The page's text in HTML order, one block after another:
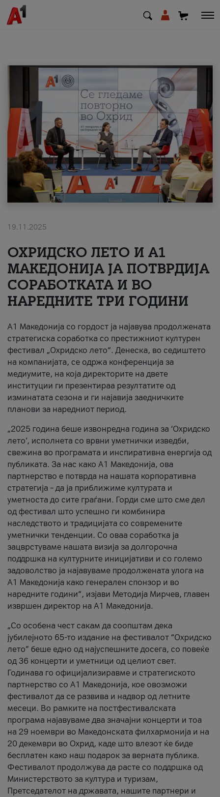
МК SQ
Приватни Деловни
Поддршка
Надополни кредит
#ПодобарОнлајн
19.11.2025
ОХРИДСКО ЛЕТО И A1
МАКЕДОНИЈА ЈА ПОТВРДИЈА
СОРАБОТКАТА И ВО
НАРЕДНИТЕ ТРИ ГОДИНИ
A1 Македонија со гордост ја најавува продолжената
стратегиска соработка со престижниот културен
фестивал „Охридско лето“. Денеска, во седиштето
на компанијата, се одржа конференција за
медиумите, на која директорите на двете
институции ги презентираа резултатите од
изминатата сезона и ги најавија заедничките
планови за наредниот период.
„2025 година беше извонредна година за ‘Охридско
лето’, исполнета со врвни уметнички изведби,
свежина во програмата и инспиративна енергија од
публиката. За нас како A1 Македонија, ова
партнерство е потврда на нашата корпоративна
стратегија – да ја приближиме културата и
уметноста до сите граѓани. Горди сме што сме дел
од фестивал што успешно ги комбинира
наследството и традицијата со современите
уметнички тенденции. Со оваа соработка ја
зацврстуваме нашата визија за долгорочна
поддршка на културните иницијативи и со големо
задоволство ја најавуваме продолжената улога на
A1 Македонија како генерален спонзор и во
наредните години“, изјави Методија Мирчев, главен
извршен директор на A1 Македонија.
„Со особена чест сакам да соопштам дека
јубилејното 65-то издание на фестивалот “Охридско
лето” беше едно од најуспешните досега, со повеќе
од 36 концерти и уметници од целиот свет.
Годинава го официјализиравме и стратегиското
партнерство со А1 Македонија, кое овозможи
фестивалот да се развива и надвор од летните
месеци. Во рамките на постфестивалската
програма најавуваме два значајни концерти и тоа
на 29 ноември во Македонската филхармонија и на
20 декември во Охрид, каде што влезот ќе биде
бесплатен како наш подарок за верната публика.
Фестивалот продолжува да расте со поддршка од
Министерството за култура и туризам,
Претседателот на државата, нашите партнери и